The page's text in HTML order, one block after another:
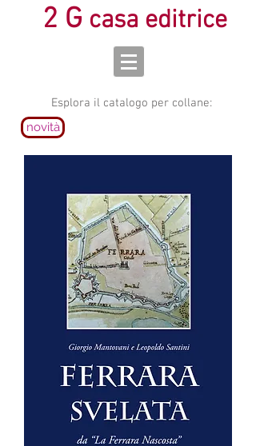
2 G casa editrice
Esplora il catalogo per collane:
novità